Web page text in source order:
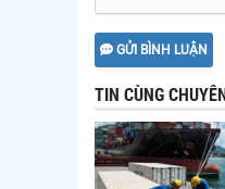
GỬI BÌNH LUẬN
TIN CÙNG